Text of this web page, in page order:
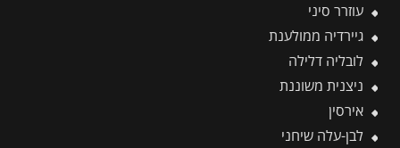
עוזרר סיני
גיירדיה ממולענת
לובליה דלילה
ניצנית משוננת
אירסין
לבן-עלה שיחני